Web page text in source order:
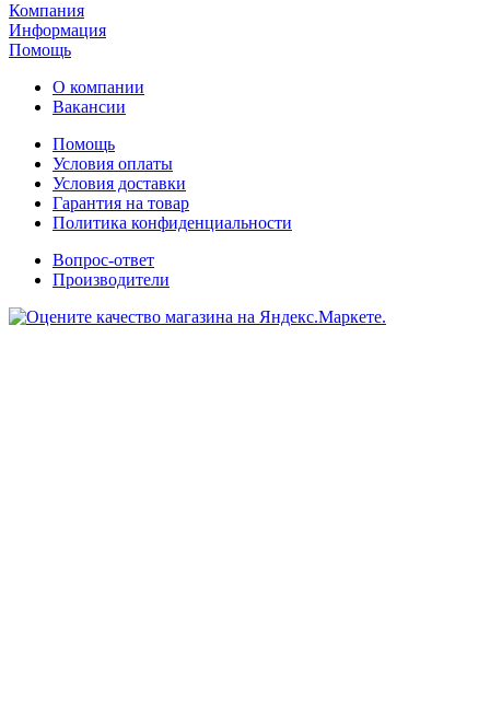
Компания
Информация
Помощь
О компании
Вакансии
Помощь
Условия оплаты
Условия доставки
Гарантия на товар
Политика конфиденциальности
Вопрос-ответ
Производители